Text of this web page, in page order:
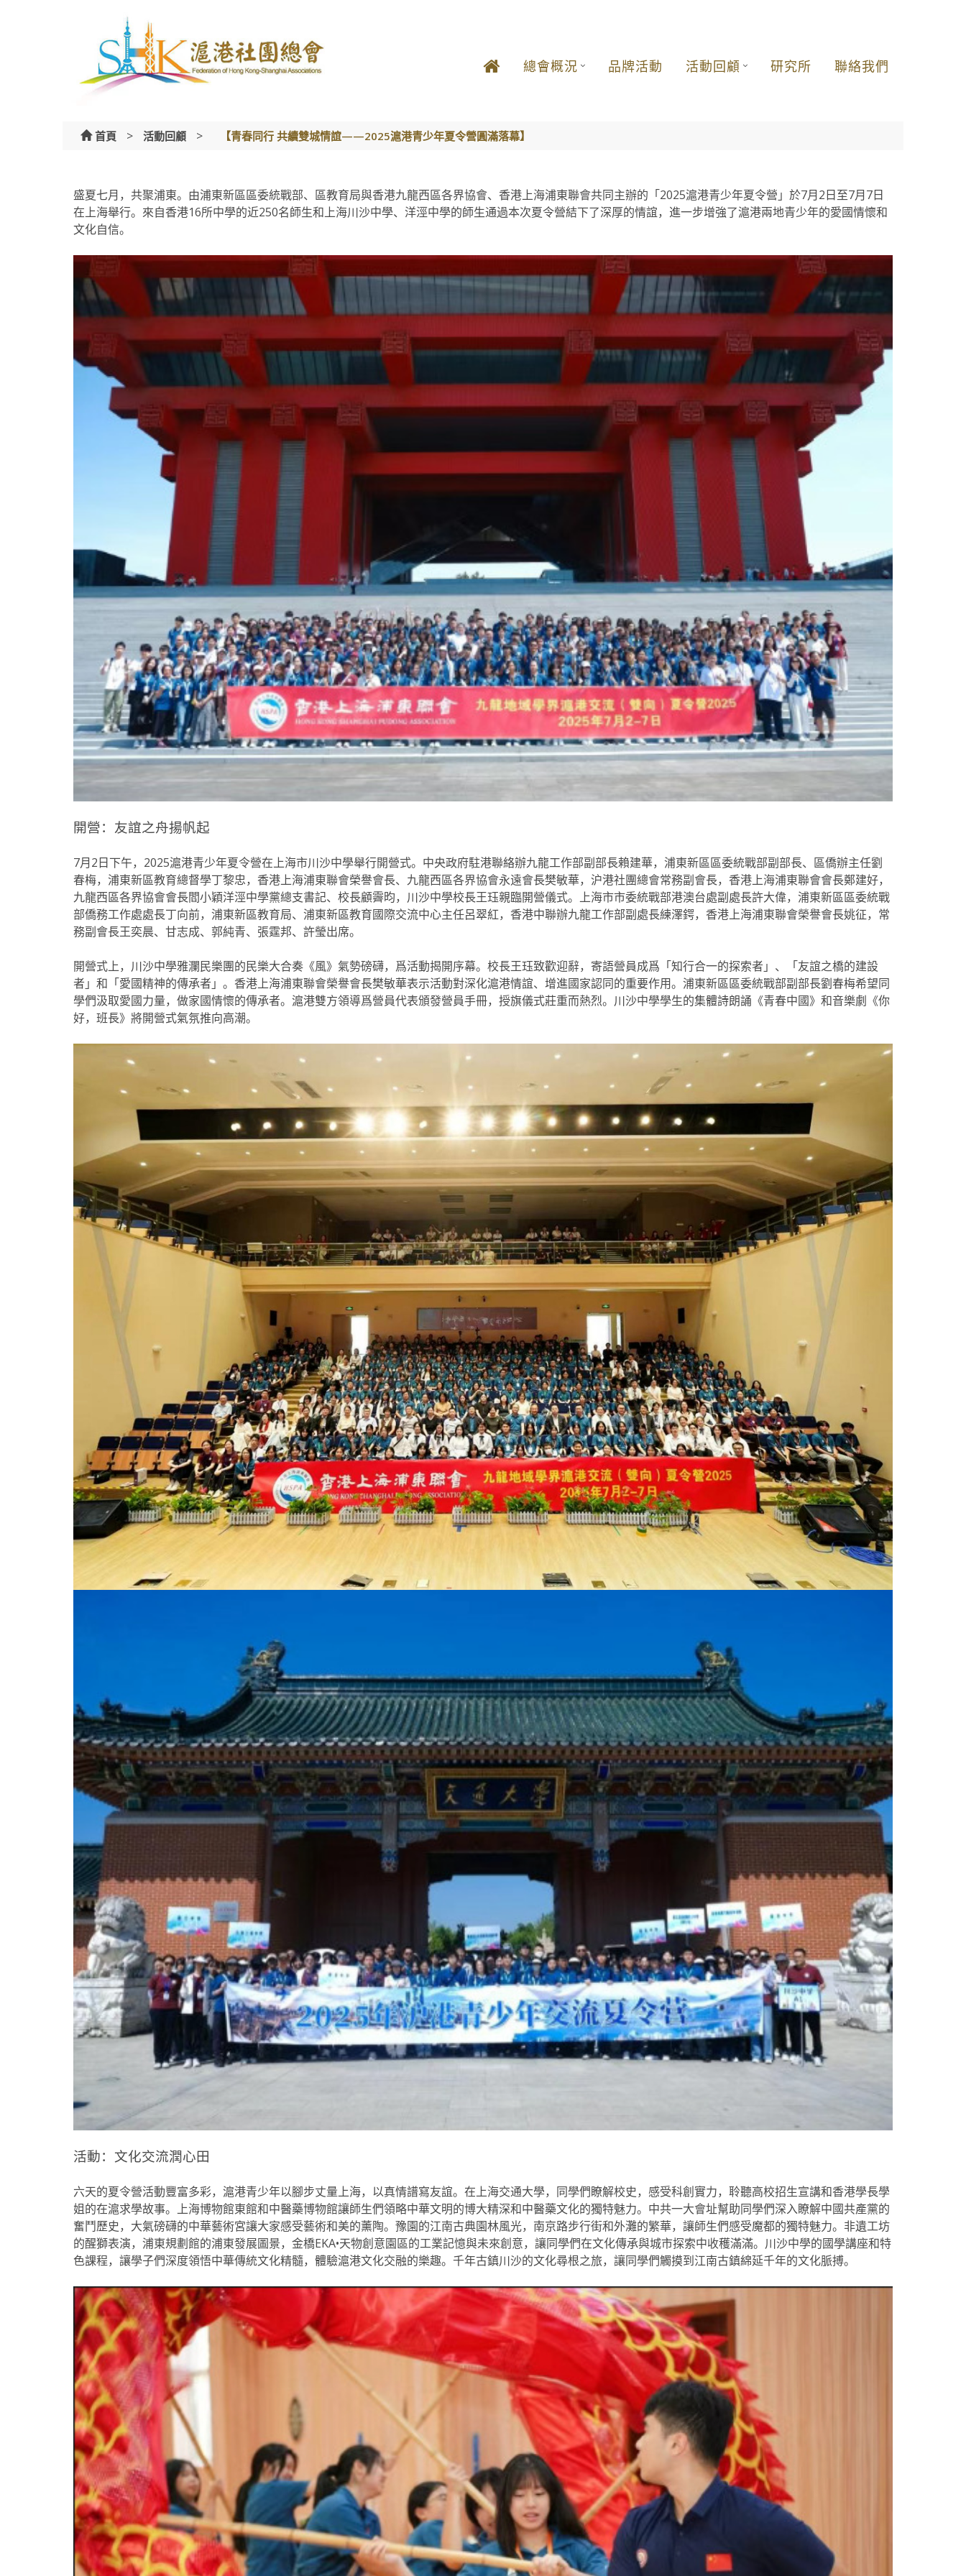
總會概況 品牌活動 活動回顧 研究所 聯絡我們
首頁 > 活動回顧 > 【青春同行 共續雙城情誼——2025滬港青少年夏令營圓滿落幕】
盛夏七月，共聚浦東。由浦東新區區委統戰部、區教育局與香港九龍西區各界協會、香港上海浦東聯會共同主辦的「2025滬港青少年夏令營」於7月2日至7月7日
在上海舉行。來自香港16所中學的近250名師生和上海川沙中學、洋涇中學的師生通過本次夏令營結下了深厚的情誼，進一步增強了滬港兩地青少年的愛國情懷和
文化自信。
開營：友誼之舟揚帆起
7月2日下午，2025滬港青少年夏令營在上海市川沙中學舉行開營式。中央政府駐港聯絡辦九龍工作部副部長賴建華，浦東新區區委統戰部副部長、區僑辦主任劉
春梅，浦東新區教育總督學丁黎忠，香港上海浦東聯會榮譽會長、九龍西區各界協會永遠會長樊敏華，沪港社團總會常務副會長，香港上海浦東聯會會長鄭建好，
九龍西區各界協會會長閻小穎洋涇中學黨總支書記、校長顧霽昀，川沙中學校長王珏親臨開營儀式。上海市市委統戰部港澳台處副處長許大偉，浦東新區區委統戰
部僑務工作處處長丁向前，浦東新區教育局、浦東新區教育國際交流中心主任呂翠紅，香港中聯辦九龍工作部副處長練澤鍔，香港上海浦東聯會榮譽會長姚征，常
務副會長王奕晨、甘志成、郭純青、張霆邦、許瑩出席。
開營式上，川沙中學雅瀾民樂團的民樂大合奏《風》氣勢磅礴，爲活動揭開序幕。校長王珏致歡迎辭，寄語營員成爲「知行合一的探索者」、「友誼之橋的建設
者」和「愛國精神的傳承者」。香港上海浦東聯會榮譽會長樊敏華表示活動對深化滬港情誼、增進國家認同的重要作用。浦東新區區委統戰部副部長劉春梅希望同
學們汲取愛國力量，做家國情懷的傳承者。滬港雙方領導爲營員代表頒發營員手冊，授旗儀式莊重而熱烈。川沙中學學生的集體詩朗誦《青春中國》和音樂劇《你
好，班長》將開營式氣氛推向高潮。
活動：文化交流潤心田
六天的夏令營活動豐富多彩，滬港青少年以腳步丈量上海，以真情譜寫友誼。在上海交通大學，同學們瞭解校史，感受科創實力，聆聽高校招生宣講和香港學長學
姐的在滬求學故事。上海博物館東館和中醫藥博物館讓師生們領略中華文明的博大精深和中醫藥文化的獨特魅力。中共一大會址幫助同學們深入瞭解中國共產黨的
奮鬥歷史，大氣磅礴的中華藝術宮讓大家感受藝術和美的薰陶。豫園的江南古典園林風光，南京路步行街和外灘的繁華，讓師生們感受魔都的獨特魅力。非遺工坊
的醒獅表演，浦東規劃館的浦東發展圖景，金橋EKA•天物創意園區的工業記憶與未來創意，讓同學們在文化傳承與城市探索中收穫滿滿。川沙中學的國學講座和特
色課程，讓學子們深度領悟中華傳統文化精髓，體驗滬港文化交融的樂趣。千年古鎮川沙的文化尋根之旅，讓同學們觸摸到江南古鎮綿延千年的文化脈搏。